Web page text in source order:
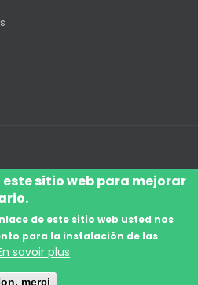
Légal
sitio web para mejorar
de este sitio web usted nos
para la instalación de las
savoir plus
merci